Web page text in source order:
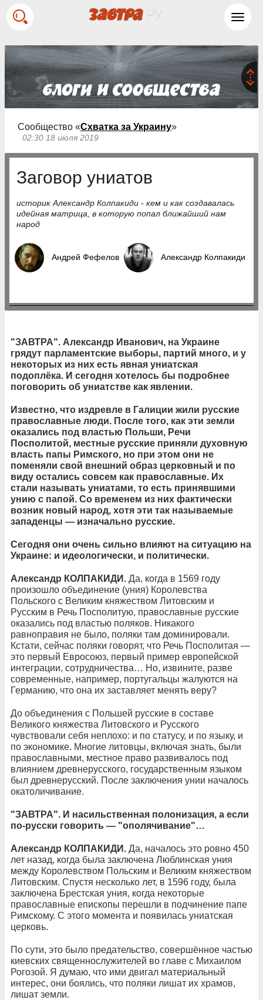
Сообщество «Схватка за Украину»
02:30 18 июля 2019
Заговор униатов
историк Александр Колпакиди - кем и как создавалась
идeйнaя мaтpицa, в которую попал ближaйший нам
нapoд
Андрей Фефелов Александр Колпакиди
"ЗАВТРА". Александр Иванович, на Украине
грядут парламентские выборы, партий много, и у
некоторых из них есть явная униатская
подоплёка. И сегодня хотелось бы подробнее
поговорить об униатстве как явлении.
Известно, что издревле в Галиции жили русские
православные люди. После того, как эти земли
оказались под властью Польши, Речи
Посполитой, местные русские приняли духовную
власть папы Римского, но при этом они не
поменяли свой внешний образ церковный и по
виду остались совсем как православные. Их
стали называть униатами, то есть принявшими
унию с папой. Со временем из них фактически
возник новый народ, хотя эти так называемые
западенцы — изначально русские.
Сегодня они очень сильно влияют на ситуацию на
Украине: и идеологически, и политически.
Александр КОЛПАКИДИ. Да, когда в 1569 году
произошло объединение (уния) Королевства
Польского с Великим княжеством Литовским и
Русским в Речь Посполитую, православные русские
оказались под властью поляков. Никакого
равноправия не было, поляки там доминировали.
Кстати, сейчас поляки говорят, что Речь Посполитая —
это первый Евросоюз, первый пример европейской
интеграции, сотрудничества… Но, извините, разве
современные, например, португальцы жалуются на
Германию, что она их заставляет менять веру?
До объединения с Польшей русские в составе
Великого княжества Литовского и Русского
чувствовали себя неплохо: и по статусу, и по языку, и
по экономике. Многие литовцы, включая знать, были
православными, местное право развивалось под
влиянием древнерусского, государственным языком
был древнерусский. После заключения унии началось
окатоличивание.
"ЗАВТРА". И насильственная полонизация, а если
по-русски говорить — "ополячивание"…
Александр КОЛПАКИДИ. Да, началось это ровно 450
лет назад, когда была заключена Люблинская уния
между Королевством Польским и Великим княжеством
Литовским. Спустя несколько лет, в 1596 году, была
заключена Брестская уния, когда некоторые
православные епископы перешли в подчинение папе
Римскому. С этого момента и появилась униатская
церковь.
По сути, это было предательство, совершённое частью
киевских священнослужителей во главе с Михаилом
Рогозой. Я думаю, что ими двигал материальный
интерес, они боялись, что поляки лишат их храмов,
лишат земли.